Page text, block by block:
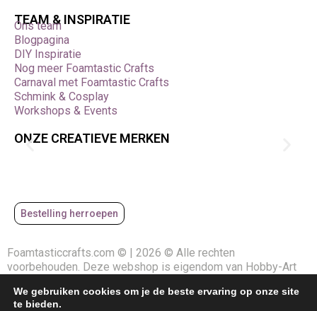
TEAM & INSPIRATIE
Ons team
Blogpagina
DIY Inspiratie
Nog meer Foamtastic Crafts
Carnaval met Foamtastic Crafts
Schmink & Cosplay
Workshops & Events
ONZE CREATIEVE MERKEN
Bestelling herroepen
Foamtasticcrafts.com © | 2026 © Alle rechten
voorbehouden. Deze webshop is eigendom van Hobby-Art
We gebruiken cookies om je de beste ervaring op onze site
te bieden.